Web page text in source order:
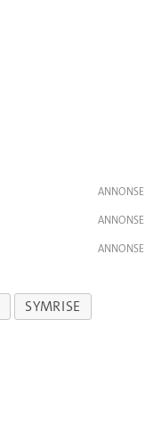
SYMRISE